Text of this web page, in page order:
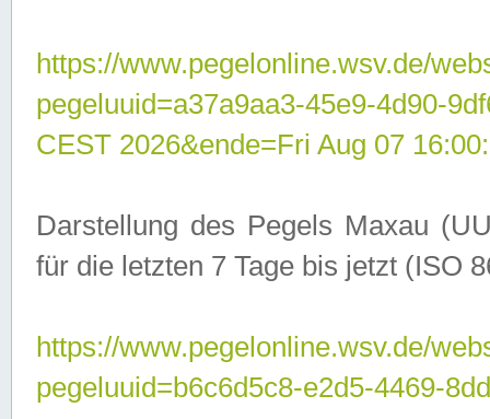
https://www.pegelonline.wsv.de/
pegeluuid=a37a9aa3-45e9-4d90-
CEST 2026&ende=Fri Aug 07
Darstellung des Pegels Maxau
für die letzten 7 Tage bis jetzt (ISO
https://www.pegelonline.wsv.de/
pegeluuid=b6c6d5c8-e2d5-4469-